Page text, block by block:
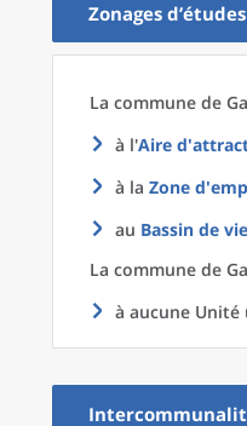
Zonages
La commune de
à l'Aire
à la Zone
au Bassin de
La commune de
à aucune Unité